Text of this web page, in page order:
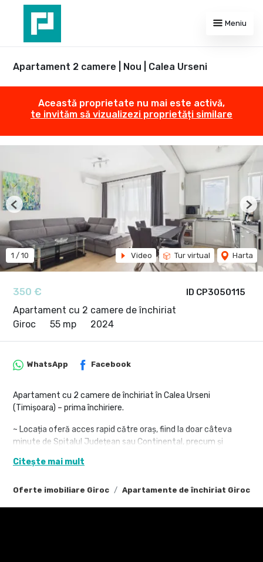
Meniu
Apartament 2 camere | Nou | Calea Urseni
Această proprietate nu mai este activă,
te invităm să vizualizezi proprietăți similare
ID CP3050115
350 €
Apartament cu 2 camere de închiriat
Giroc
55 mp 2024
1 / 10 Video Tur virtual Harta
Previous
Oferte imobiliare Giroc Apartamente de închiriat Giroc
WhatsApp Facebook
Apartament cu 2 camere de închiriat în Calea Urseni
(Timișoara) – prima închiriere.
~ Locația oferă acces rapid către oraș, fiind la doar câteva
minute de Spitalul Județean sau Continental, precum și
• Etaj 2 + pod generos
Citește mai mult